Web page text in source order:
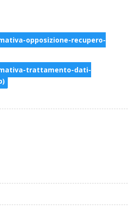
opposizione-recupero-
trattamento-dati-